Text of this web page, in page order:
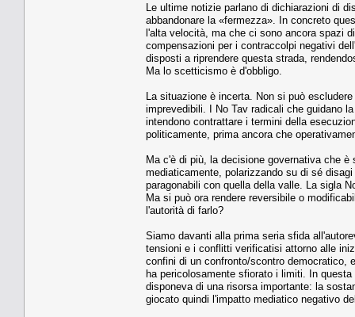
Le ultime notizie parlano di dichiarazioni di
abbandonare la «fermezza». In concreto
l'alta velocità, ma che ci sono ancora spazi
compensazioni per i contraccolpi negativi
disposti a riprendere questa strada,
Ma lo scetticismo è d'obbligo.
La situazione è incerta. Non si può
imprevedibili. I No Tav radicali che guidano
intendono contrattare i termini della
politicamente, prima ancora che
Ma c'è di più, la decisione governativa che
mediaticamente, polarizzando su di sé
paragonabili con quella della valle. La sigla
Ma si può ora rendere reversibile o
l'autorità di farlo?
Siamo davanti alla prima seria sfida
tensioni e i conflitti verificatisi attorno alle
confini di un confronto/scontro democratico,
ha pericolosamente sfiorato i limiti. In
disponeva di una risorsa importante: la
giocato quindi l'impatto mediatico negativo